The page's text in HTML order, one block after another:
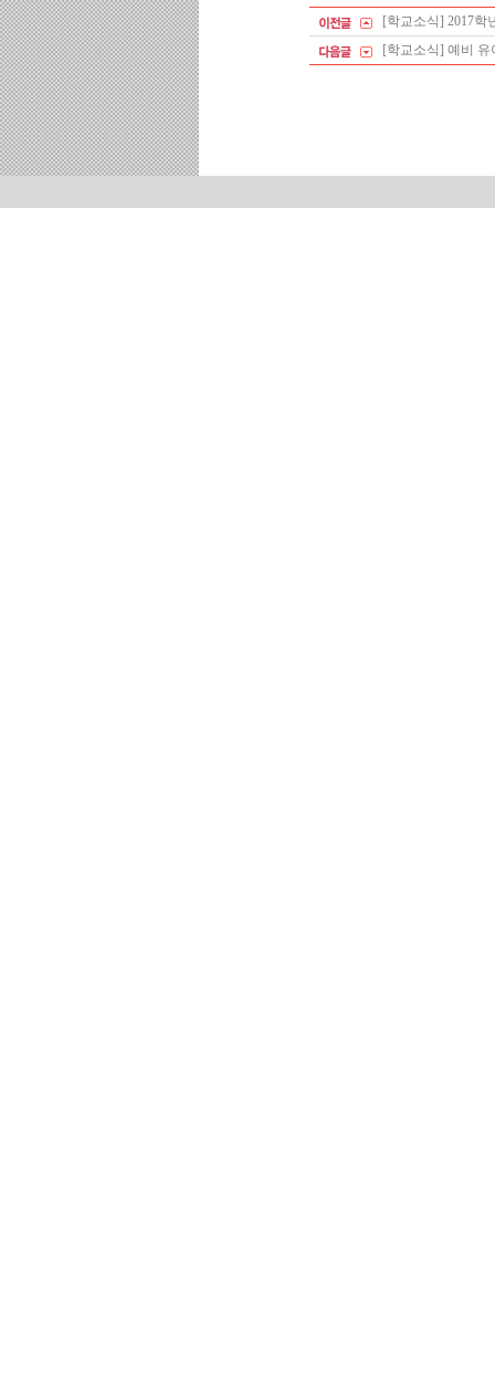
[학교소식] 2017학
[학교소식] 예비